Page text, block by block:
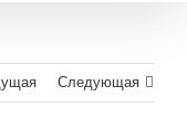
Следующая